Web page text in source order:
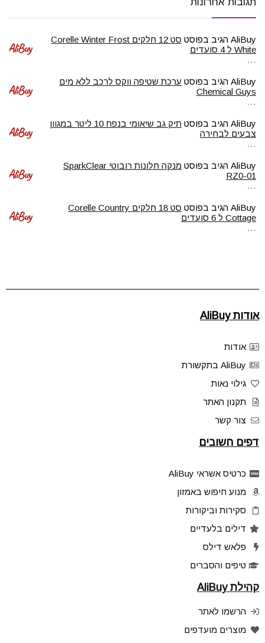
AliBuy הגיב בפוסט
סט 12 חלקים Corelle Winter Frost
White ל 4 סועדים
…
AliBuy הגיב בפוסט ערכת שטיפה ווקס לרכב ללא מים
Chemical Guys
…
AliBuy הגיב בפוסט
תיק גב שיאומי בנפח 10 ליטר במגוון
צבעים לבחירה
…
AliBuy הגיב בפוסט
מנקה חלונות רובוטי SparkClear
RZ0-01
…
AliBuy הגיב בפוסט
סט 18 חלקים Corelle Country
Cottage ל 6 סועדים
…
אודות AliBuy
אודות
AliBuy בתקשורת
גילוי נאות
תקנון האתר
צור קשר
דפים חשובים
כרטיס אשראי AliBuy
מנוע חיפוש באמזון
סקירות וביקורות
דילים בלעדיים
פלאש דילס
טיפים והסברים
קהילת AliBuy
הרשמו לאתר
מוצרים מועדפים